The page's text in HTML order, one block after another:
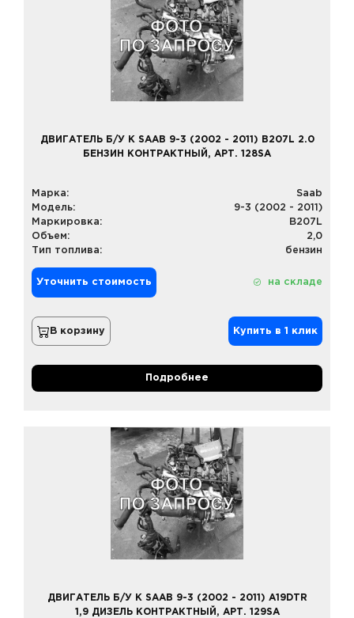
ДВИГАТЕЛЬ Б/У К SAAB 9-3 (2002 - 2011) B207L 2.0
БЕНЗИН КОНТРАКТНЫЙ, АРТ. 128SA
Марка:
Saab
Модель:
9-3 (2002 - 2011)
Маркировка:
B207L
Объем:
2,0
Тип топлива:
бензин
Уточнить стоимость на складе
В корзину Купить в 1 клик
Подробнее
ДВИГАТЕЛЬ Б/У К SAAB 9-3 (2002 - 2011) A19DTR
1,9 ДИЗЕЛЬ КОНТРАКТНЫЙ, АРТ. 129SA